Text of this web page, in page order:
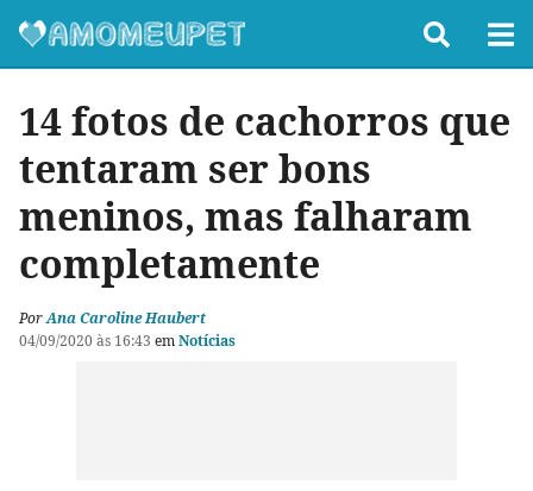
14 fotos de cachorros que
tentaram ser bons
meninos, mas falharam
completamente
PorAna Caroline Haubert
04/09/2020 às 16:43 emNotícias